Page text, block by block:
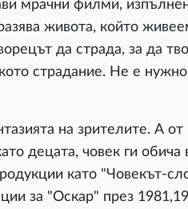
мрачни филми,
живота, който
да страда, за да
страдание. Не е
на зрителите. А
децата, човек ги обича
като "Човекът-
за "Оскар" през